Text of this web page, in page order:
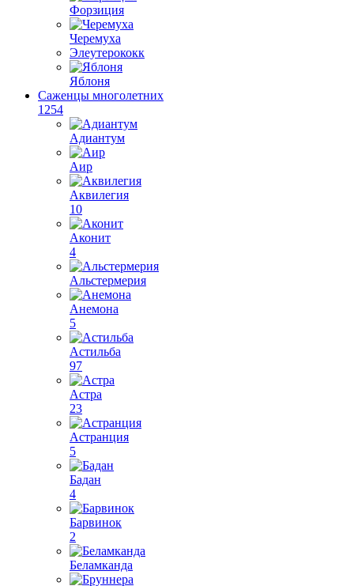
Форзиция
Черемуха
Элеутерококк
Яблоня
Саженцы многолетних
1254
Адиантум
Аир
Аквилегия
10
Аконит
4
Альстермерия
Анемона
5
Астильба
97
Астра
23
Астранция
5
Бадан
4
Барвинок
2
Беламканда